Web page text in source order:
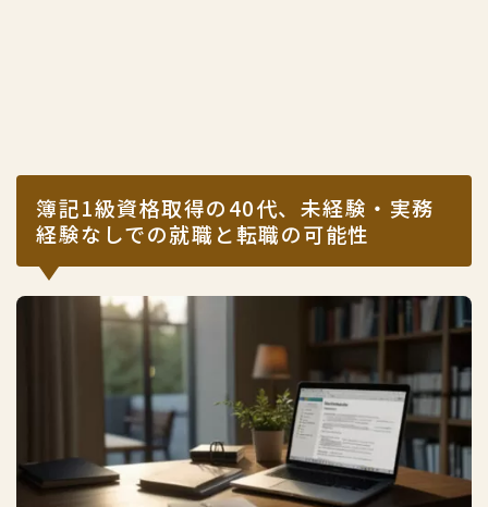
簿記1級資格取得の40代、未経験・実務
経験なしでの就職と転職の可能性